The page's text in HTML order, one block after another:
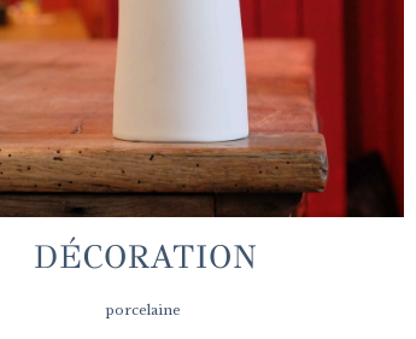
DÉCORATION
porcelaine